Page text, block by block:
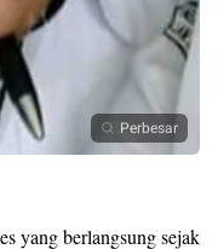
Perbesar
yang berlangsung sejak